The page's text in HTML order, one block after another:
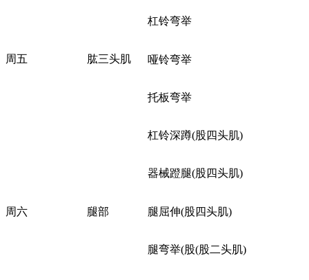
周五 肱三头肌
杠铃弯举
哑铃弯举
托板弯举
周六 腿部
杠铃深蹲(股四头肌)
器械蹬腿(股四头肌)
腿屈伸(股四头肌)
腿弯举(股(股二头肌)